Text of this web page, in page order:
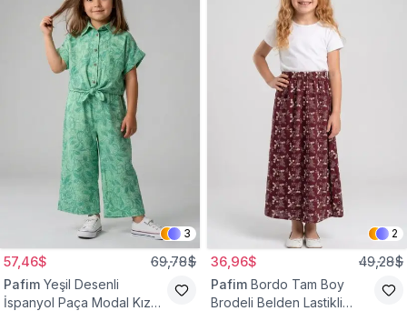
3
57,46$ 69,78$
Pafim Yeşil Desenli
İspanyol Paça Modal Kız
2
36,96$ 49,28$
Pafim Bordo Tam Boy
Brodeli Belden Lastikli